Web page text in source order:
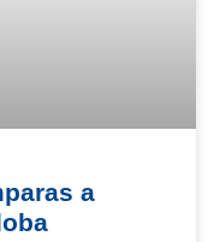
a